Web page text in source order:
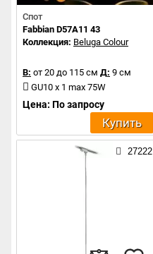
Спот
Fabbian D57A11 43
Коллекция: Beluga Colour
В: от 20 до 115 см Д: 9 см
GU10 x 1 max 75W
Цена: По запросу
Купить
27222